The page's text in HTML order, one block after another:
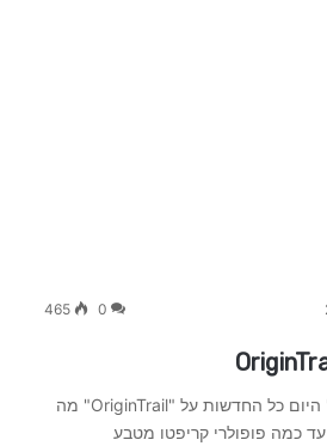
0
465
שער של מטבע "OriginTrail" היום כל החדשות על "OriginTrail" מה
אנחנו יודעים על OriginTrail עד כמה פופולרי קריפטו מטבע